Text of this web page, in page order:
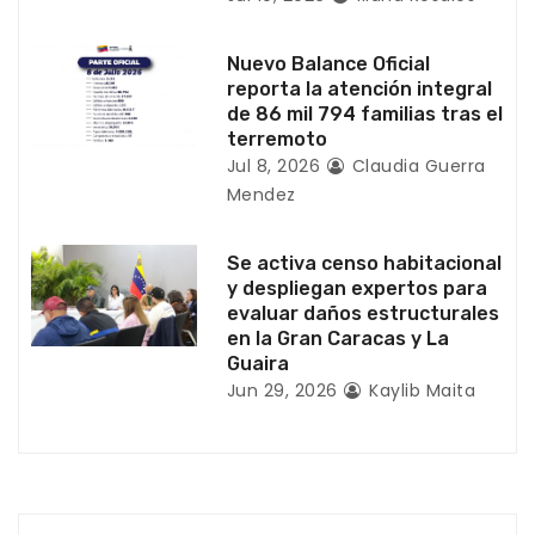
s
Nuevo Balance Oficial
reporta la atención integral
de 86 mil 794 familias tras el
terremoto
Jul 8, 2026
Claudia Guerra
Mendez
Se activa censo habitacional
y despliegan expertos para
evaluar daños estructurales
en la Gran Caracas y La
Guaira
Jun 29, 2026 Kaylib Maita